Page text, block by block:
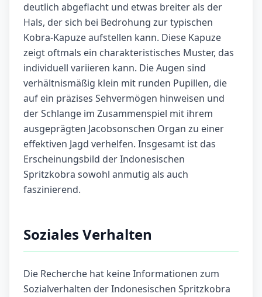
deutlich abgeflacht und etwas breiter als der
Hals, der sich bei Bedrohung zur typischen
Kobra-Kapuze aufstellen kann. Diese Kapuze
zeigt oftmals ein charakteristisches Muster, das
individuell variieren kann. Die Augen sind
verhältnismäßig klein mit runden Pupillen, die
auf ein präzises Sehvermögen hinweisen und
der Schlange im Zusammenspiel mit ihrem
ausgeprägten Jacobsonschen Organ zu einer
effektiven Jagd verhelfen. Insgesamt ist das
Erscheinungsbild der Indonesischen
Spritzkobra sowohl anmutig als auch
faszinierend.
Soziales Verhalten
Die Recherche hat keine Informationen zum
Sozialverhalten der Indonesischen Spritzkobra